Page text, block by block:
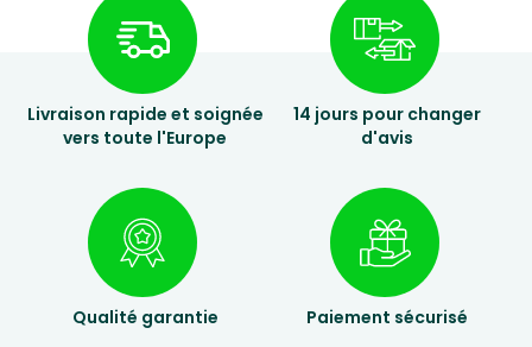
Livraison rapide et soignée
vers toute l'Europe
14 jours pour changer
d'avis
Qualité garantie Paiement sécurisé